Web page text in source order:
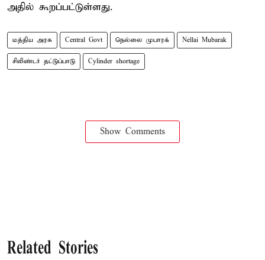
அதில் கூறப்பட்டுள்ளது.
மத்திய அரசு Central Govt நெல்லை முபாரக் Nellai Mubarak
சிலிண்டர் தட்டுப்பாடு Cylinder shortage
Show Comments
Related Stories